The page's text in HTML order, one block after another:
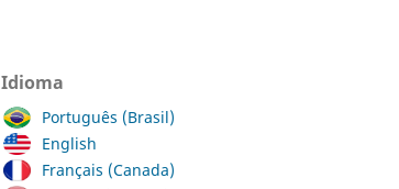
Idioma
Português (Brasil)
English
Français (Canada)